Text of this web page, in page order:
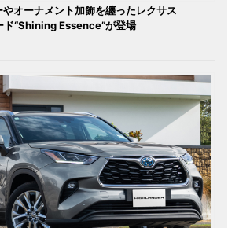
オーナメント加飾を纏ったレクサス
“Shining Essence”が登場